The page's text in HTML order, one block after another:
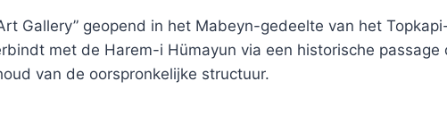
Gallery” geopend in het Mabeyn-gedeelte van het
met de Harem-i Hümayun via een historische passage
van de oorspronkelijke structuur.